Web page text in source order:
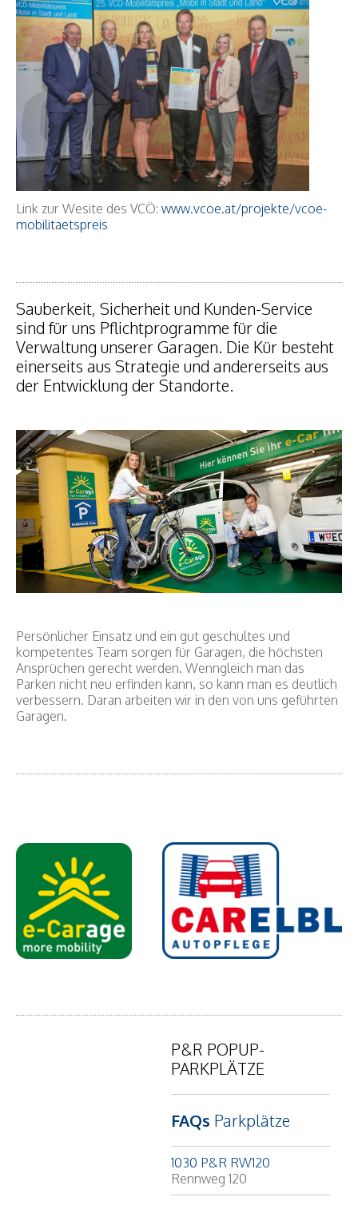
Link zur Wesite des VCÖ: www.vcoe.at/projekte/vcoe-
mobilitaetspreis
Sauberkeit, Sicherheit und Kunden-Service
sind für uns Pflichtprogramme für die
Verwaltung unserer Garagen. Die Kür besteht
einerseits aus Strategie und andererseits aus
der Entwicklung der Standorte.
Persönlicher Einsatz und ein gut geschultes und
kompetentes Team sorgen für Garagen, die höchsten
Ansprüchen gerecht werden. Wenngleich man das
Parken nicht neu erfinden kann, so kann man es deutlich
verbessern. Daran arbeiten wir in den von uns geführten
Garagen.
P&R POPUP-
PARKPLÄTZE
FAQs Parkplätze
1030 P&R RW120
Rennweg 120